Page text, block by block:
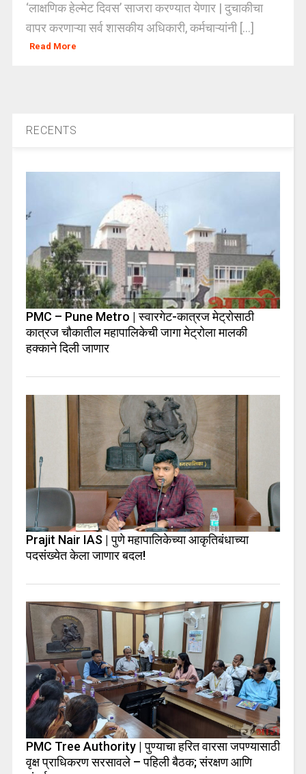
‘लाक्षणिक हेल्मेट दिवस’ साजरा करण्यात येणार | दुचाकीचा
वापर करणाऱ्या सर्व शासकीय अधिकारी, कर्मचाऱ्यांनी [...]
Read More
RECENTS
PMC – Pune Metro | स्वारगेट-कात्रज मेट्रोसाठी
कात्रज चौकातील महापालिकेची जागा मेट्रोला मालकी
हक्काने दिली जाणार
Prajit Nair IAS | पुणे महापालिकेच्या आकृतिबंधाच्या
पदसंख्येत केला जाणार बदल!
PMC Tree Authority | पुण्याचा हरित वारसा जपण्यासाठी
वृक्ष प्राधिकरण सरसावले – पहिली बैठक; संरक्षण आणि